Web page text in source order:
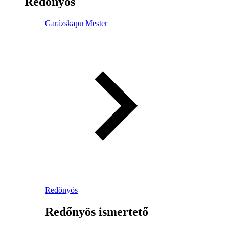
Garázskapu Mester
Redőnyös
Redőnyös ismertető